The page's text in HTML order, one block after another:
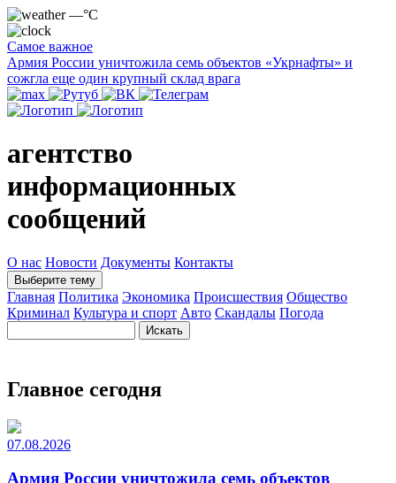
—°C
Самое важное
Армия России уничтожила семь объектов «Укрнафты» и
сожгла еще один крупный склад врага
агентство
информационных
сообщений
О нас Новости Документы Контакты
Выберите тему
Главная Политика Экономика Происшествия Общество
Криминал Культура и спорт Авто Скандалы Погода
Главное сегодня
07.08.2026
Армия России уничтожила семь объектов